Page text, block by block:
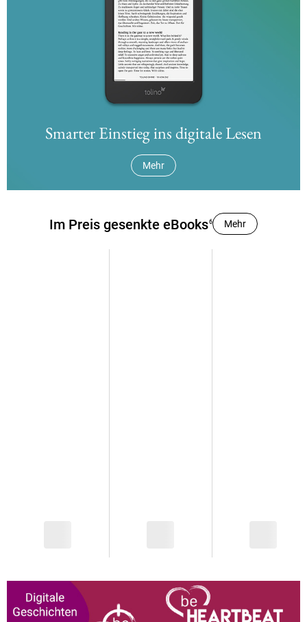
Smarter Einstieg ins digitale Lesen
Mehr
Im Preis gesenkte eBooks6 Mehr